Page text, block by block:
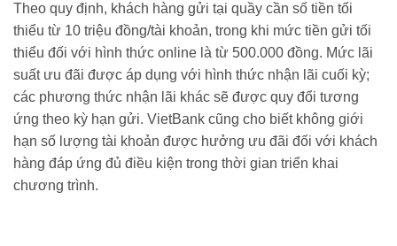
Theo quy định, khách hàng gửi tại quầy cần số tiền tối
thiểu từ 10 triệu đồng/tài khoản, trong khi mức tiền gửi tối
thiểu đối với hình thức online là từ 500.000 đồng. Mức lãi
suất ưu đãi được áp dụng với hình thức nhận lãi cuối kỳ;
các phương thức nhận lãi khác sẽ được quy đổi tương
ứng theo kỳ hạn gửi. VietBank cũng cho biết không giới
hạn số lượng tài khoản được hưởng ưu đãi đối với khách
hàng đáp ứng đủ điều kiện trong thời gian triển khai
chương trình.